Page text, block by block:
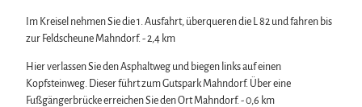
Im Kreisel nehmen Sie die 1. Ausfahrt, überqueren die L 82 und fahren bis
zur Feldscheune Mahndorf. - 2,4 km
Hier verlassen Sie den Asphaltweg und biegen links auf einen
Kopfsteinweg. Dieser führt zum Gutspark Mahndorf. Über eine
Fußgängerbrücke erreichen Sie den Ort Mahndorf. - 0,6 km